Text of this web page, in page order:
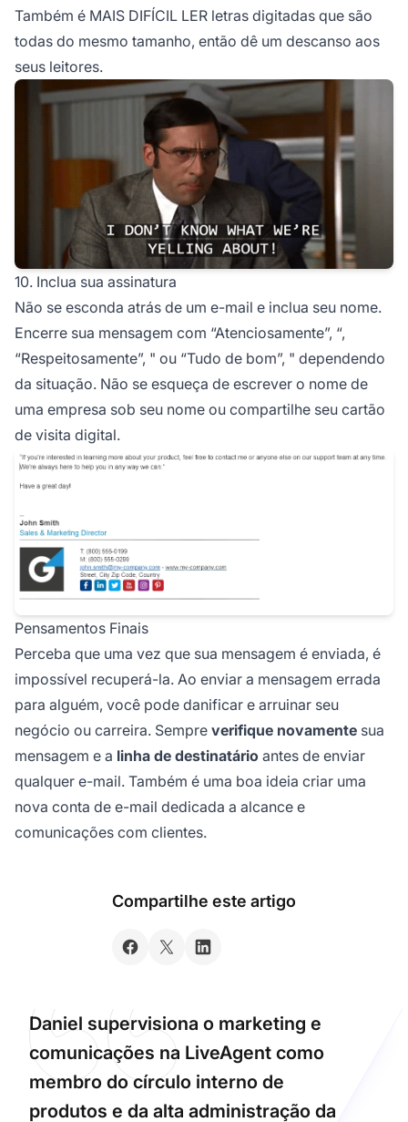
Também é MAIS DIFÍCIL LER letras digitadas que são
todas do mesmo tamanho, então dê um descanso aos
seus leitores.
10. Inclua sua assinatura
Não se esconda atrás de um e-mail e inclua seu nome.
Encerre sua mensagem com “Atenciosamente”, “,
“Respeitosamente”, " ou “Tudo de bom”, " dependendo
da situação. Não se esqueça de escrever o nome de
uma empresa sob seu nome ou compartilhe seu cartão
de visita digital.
Pensamentos Finais
Perceba que uma vez que sua mensagem é enviada, é
impossível recuperá-la. Ao enviar a mensagem errada
para alguém, você pode danificar e arruinar seu
negócio ou carreira. Sempre verifique novamente sua
mensagem e a linha de destinatário antes de enviar
qualquer e-mail. Também é uma boa ideia criar uma
nova conta de e-mail dedicada a alcance e
comunicações com clientes.
Compartilhe este artigo
Daniel supervisiona o marketing e
comunicações na LiveAgent como
membro do círculo interno de
produtos e da alta administração da